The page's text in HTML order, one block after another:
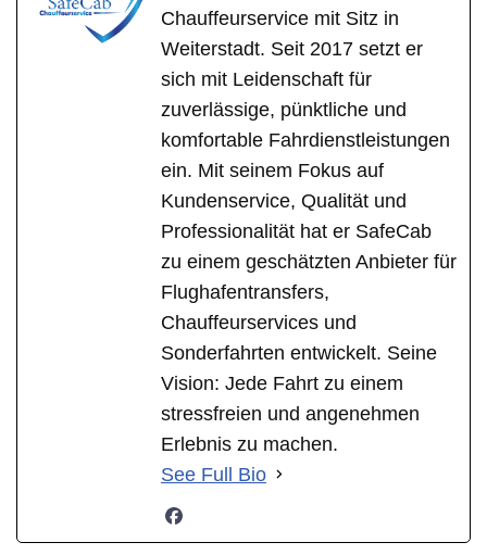
Chauffeurservice mit Sitz in
Weiterstadt. Seit 2017 setzt er
sich mit Leidenschaft für
zuverlässige, pünktliche und
komfortable Fahrdienstleistungen
ein. Mit seinem Fokus auf
Kundenservice, Qualität und
Professionalität hat er SafeCab
zu einem geschätzten Anbieter für
Flughafentransfers,
Chauffeurservices und
Sonderfahrten entwickelt. Seine
Vision: Jede Fahrt zu einem
stressfreien und angenehmen
Erlebnis zu machen.
See Full Bio